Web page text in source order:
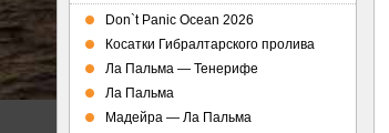
Don`t Panic Ocean 2026
Косатки Гибралтарского пролива
Ла Пальма — Тенерифе
Ла Пальма
Мадейра — Ла Пальма